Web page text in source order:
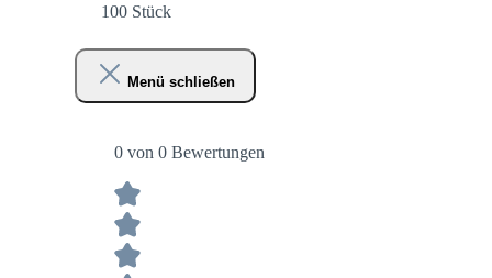
100 Stück
Menü schließen
0 von 0 Bewertungen